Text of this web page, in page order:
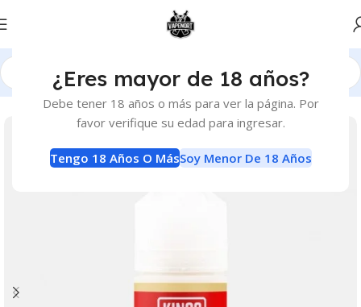
¿Eres mayor de 18 años?
Debe tener 18 años o más para ver la página. Por
favor verifique su edad para ingresar.
Tengo 18 Años O MásSoy Menor De 18 Años
Inicio E-Liquids E-Liquids